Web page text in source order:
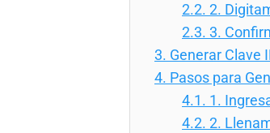
2.2. 2.
2.3. 3.
3. Generar Clave
4. Pasos para
4.1. 1.
4.2. 2.